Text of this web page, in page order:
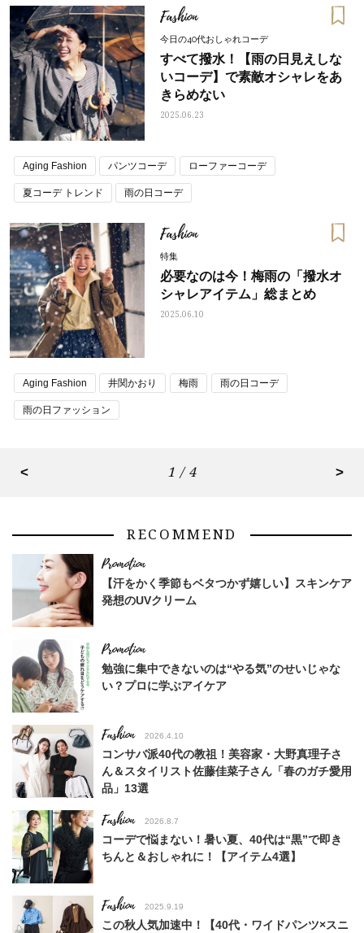
Fashion
今日の40代おしゃれコーデ
すべて撥水！【雨の日見えしな
いコーデ】で素敵オシャレをあ
きらめない
2025.06.23
Aging Fashion パンツコーデ ローファーコーデ
夏コーデ トレンド 雨の日コーデ
Fashion
特集
必要なのは今！梅雨の「撥水オ
シャレアイテム」総まとめ
2025.06.10
Aging Fashion 井関かおり 梅雨 雨の日コーデ
雨の日ファッション
< 1 / 4 >
RECOMMEND
【汗をかく季節もベタつかず嬉しい】スキンケア
発想のUVクリーム
勉強に集中できないのは“やる気”のせいじゃな
い？プロに学ぶアイケア
Fashion 2026.4.10
コンサバ派40代の教祖！美容家・大野真理子さ
ん＆スタイリスト佐藤佳菜子さん「春のガチ愛用
品」13選
Fashion 2026.8.7
コーデで悩まない！暑い夏、40代は“黒”で即き
ちんと＆おしゃれに！【アイテム4選】
Fashion 2025.9.19
この秋人気加速中！【40代・ワイドパンツ×スニ